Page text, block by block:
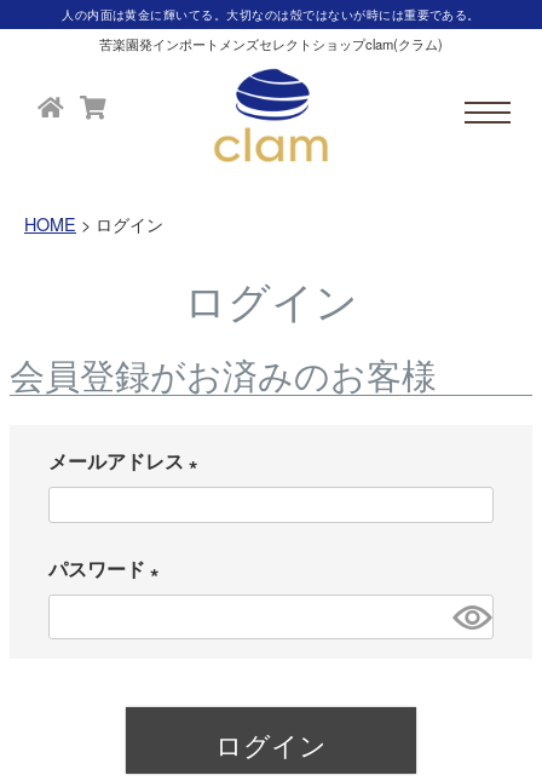
人の内面は黄金に輝いてる。大切なのは殻ではないが時には重要である。
苦楽園発インポートメンズセレクトショップclam(クラム)
HOME ログイン
ログイン
会員登録がお済みのお客様
メールアドレス
)
パスワード
必
)
ログイン